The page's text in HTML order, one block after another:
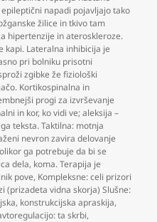
epileptični napadi pojavljajo tako
žilice in tkivo tam
hipertenzije in ateroskleroze.
kapi. Lateralna inhibicija je
pri bolniku prisotni
zgibke že fiziološki
Kortikospinalna in
progi za izvrševanje
in kor, ko vidi ve; aleksija –
teksta. Taktilna: motnja
nevron zavira delovanje
ga potrebuje da bi se
dela, koma. Terapija je
pove, Kompleksne: celi prizori
(prizadeta vidna skorja) Slušne:
, konstrukcijska apraskija,
ta skrbi,